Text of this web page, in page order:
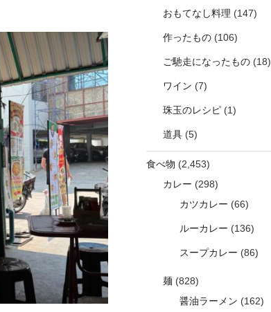
おもてなし料理 (147)
作ったもの(106)
ご馳走になったもの(18)
ワイン (7)
珠玉のレシピ(1)
道具(5)
食べ物 (2,453)
カレー (298)
カツカレー (66)
ルーカレー (136)
スープカレー (86)
麺(828)
醤油ラーメン (162)